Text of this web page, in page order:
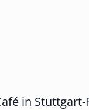
in